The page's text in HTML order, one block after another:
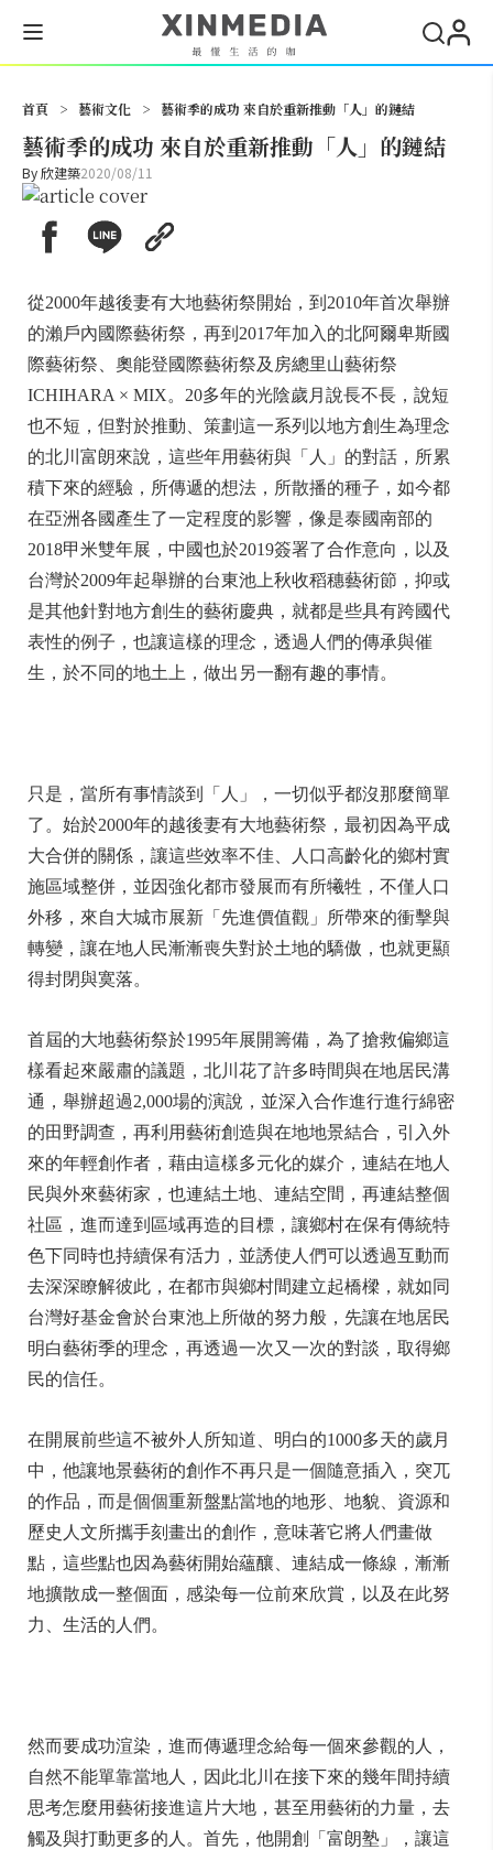
首頁 > 藝術文化 > 藝術季的成功 來自於重新推動「人」的鏈結
藝術季的成功 來自於重新推動「人」的鏈結
By欣建築2020/08/11
從2000年越後妻有大地藝術祭開始，到2010年首次舉辦
的瀨戶內國際藝術祭，再到2017年加入的北阿爾卑斯國
際藝術祭、奧能登國際藝術祭及房總里山藝術祭
ICHIHARA × MIX。20多年的光陰歲月說長不長，說短
也不短，但對於推動、策劃這一系列以地方創生為理念
的北川富朗來說，這些年用藝術與「人」的對話，所累
積下來的經驗，所傳遞的想法，所散播的種子，如今都
在亞洲各國產生了一定程度的影響，像是泰國南部的
2018甲米雙年展，中國也於2019簽署了合作意向，以及
台灣於2009年起舉辦的台東池上秋收稻穗藝術節，抑或
是其他針對地方創生的藝術慶典，就都是些具有跨國代
表性的例子，也讓這樣的理念，透過人們的傳承與催
生，於不同的地土上，做出另一翻有趣的事情。
只是，當所有事情談到「人」，一切似乎都沒那麼簡單
了。始於2000年的越後妻有大地藝術祭，最初因為平成
大合併的關係，讓這些效率不佳、人口高齡化的鄉村實
施區域整併，並因強化都市發展而有所犧牲，不僅人口
外移，來自大城市展新「先進價值觀」所帶來的衝擊與
轉變，讓在地人民漸漸喪失對於土地的驕傲，也就更顯
得封閉與寞落。
首屆的大地藝術祭於1995年展開籌備，為了搶救偏鄉這
樣看起來嚴肅的議題，北川花了許多時間與在地居民溝
通，舉辦超過2,000場的演說，並深入合作進行進行綿密
的田野調查，再利用藝術創造與在地地景結合，引入外
來的年輕創作者，藉由這樣多元化的媒介，連結在地人
民與外來藝術家，也連結土地、連結空間，再連結整個
社區，進而達到區域再造的目標，讓鄉村在保有傳統特
色下同時也持續保有活力，並誘使人們可以透過互動而
去深深瞭解彼此，在都市與鄉村間建立起橋樑，就如同
台灣好基金會於台東池上所做的努力般，先讓在地居民
明白藝術季的理念，再透過一次又一次的對談，取得鄉
民的信任。
在開展前些這不被外人所知道、明白的1000多天的歲月
中，他讓地景藝術的創作不再只是一個隨意插入，突兀
的作品，而是個個重新盤點當地的地形、地貌、資源和
歷史人文所攜手刻畫出的創作，意味著它將人們畫做
點，這些點也因為藝術開始蘊釀、連結成一條線，漸漸
地擴散成一整個面，感染每一位前來欣賞，以及在此努
力、生活的人們。
然而要成功渲染，進而傳遞理念給每一個來參觀的人，
自然不能單靠當地人，因此北川在接下來的幾年間持續
思考怎麼用藝術接進這片大地，甚至用藝術的力量，去
觸及與打動更多的人。首先，他開創「富朗塾」，讓這